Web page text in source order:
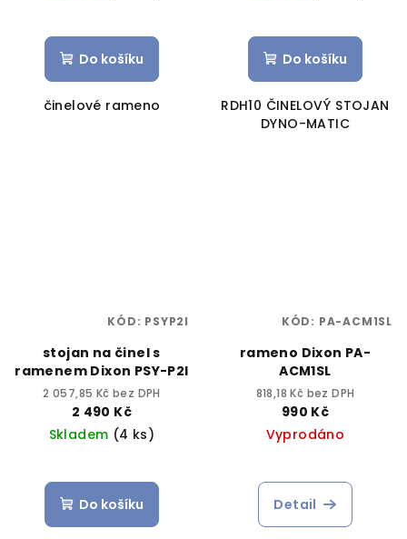
Do košíku
činelové rameno
Do košíku
RDH10 ČINELOVÝ STOJAN
DYNO-MATIC
stojan na činel s
ramenem Dixon PSY-P2I
2 057,85 Kč bez DPH
2 490 Kč
Skladem (4 ks)
Do košíku
KÓD: PSYP2I
rameno Dixon PA-
ACM1SL
818,18 Kč bez DPH
990 Kč
Vyprodáno
Detail
KÓD: PA-ACM1SL